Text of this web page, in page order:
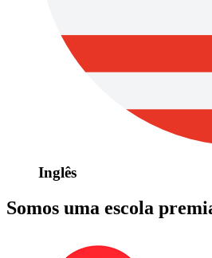
Inglês
Somos uma escola